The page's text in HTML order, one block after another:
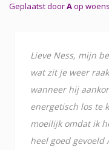
Geplaatst doorAop
Lieve Ness, mijn
wat zit je weer
wanneer hij
energetisch los te
moeilijk omdat ik
heel goed gevoeld